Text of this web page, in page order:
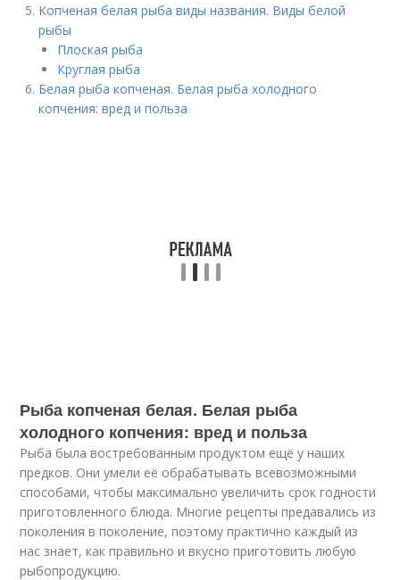
Копченая белая рыба виды названия. Виды белой
рыбы
Плоская рыба
Круглая рыба
Белая рыба копченая. Белая рыба холодного
копчения: вред и польза
Рыба копченая белая. Белая рыба
холодного копчения: вред и польза
Рыба была востребованным продуктом ещё у наших
предков. Они умели её обрабатывать всевозможными
способами, чтобы максимально увеличить срок годности
приготовленного блюда. Многие рецепты предавались из
поколения в поколение, поэтому практично каждый из
нас знает, как правильно и вкусно приготовить любую
рыбопродукцию.